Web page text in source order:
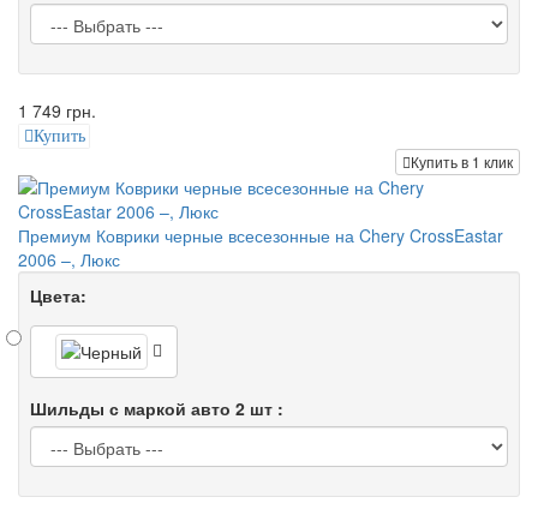
1 749 грн.
Купить
Купить в 1 клик
Премиум Коврики черные всесезонные на Chery CrossEastar
2006 –, Люкс
Цвета:
Шильды с маркой авто 2 шт :